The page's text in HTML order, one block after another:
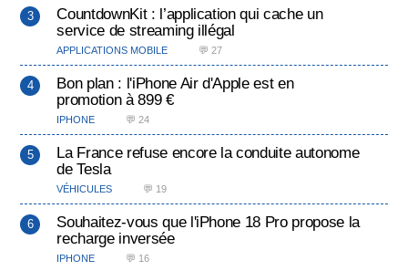
CountdownKit : l’application qui cache un
service de streaming illégal
APPLICATIONS MOBILE 💬 27
Bon plan : l'iPhone Air d'Apple est en
promotion à 899 €
IPHONE 💬 24
La France refuse encore la conduite autonome
de Tesla
VÉHICULES 💬 19
Souhaitez-vous que l'iPhone 18 Pro propose la
recharge inversée
IPHONE 💬 16